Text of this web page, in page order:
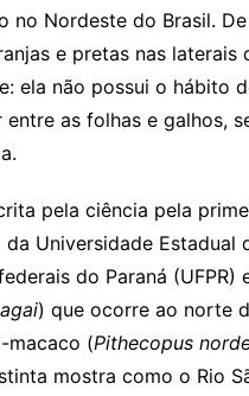
no Nordeste do Brasil.
e pretas nas
ela não possui o hábito
as folhas e galhos,
pela ciência pela
Universidade Estadual
do Paraná
) que ocorre ao norte
macaco (Pithecopus
mostra como o Rio